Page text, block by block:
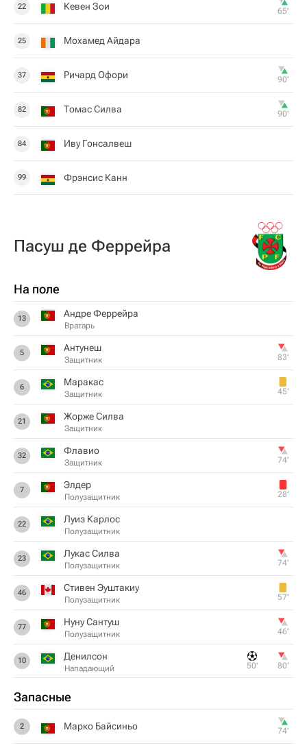
22 Кевен Зои 65‎’‎
25 Мохамед Айдара
37 Ричард Офори 90‎’‎
82 Томас Силва 90‎’‎
84 Иву Гонсалвеш
99 Фрэнсис Канн
Пасуш де Феррейра
На поле
13 Андре Феррейра
Вратарь
5 Антунеш
Защитник 83‎’‎
6 Маракас
Защитник 45‎’‎
21 Жорже Силва
Защитник
32 Флавио
Защитник 74‎’‎
7 Элдер
Полузащитник 28‎’‎
22 Луиз Карлос
Полузащитник
23 Лукас Силва
Полузащитник 74‎’‎
46 Стивен Эуштакиу
Полузащитник 57‎’‎
77 Нуну Сантуш
Полузащитник 46‎’‎
10 Денилсон
Нападающий 50‎’‎ 80‎’‎
Запасные
2 Марко Байсиньо 74‎’‎